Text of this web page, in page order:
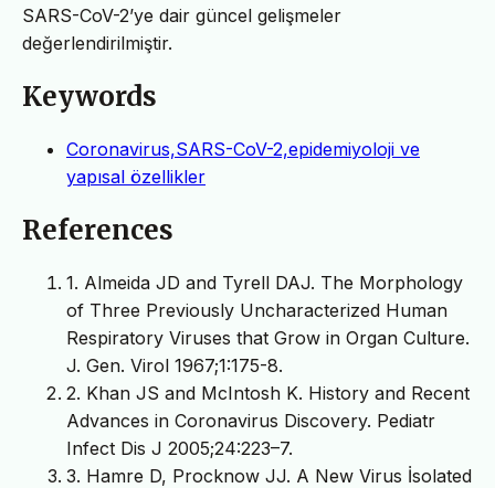
SARS-CoV-2’ye dair güncel gelişmeler
değerlendirilmiştir.
Keywords
Coronavirus,SARS-CoV-2,epidemiyoloji ve
yapısal özellikler
References
1. Almeida JD and Tyrell DAJ. The Morphology
of Three Previously Uncharacterized Human
Respiratory Viruses that Grow in Organ Culture.
J. Gen. Virol 1967;1:175-8.
2. Khan JS and McIntosh K. History and Recent
Advances in Coronavirus Discovery. Pediatr
Infect Dis J 2005;24:223–7.
3. Hamre D, Procknow JJ. A New Virus İsolated